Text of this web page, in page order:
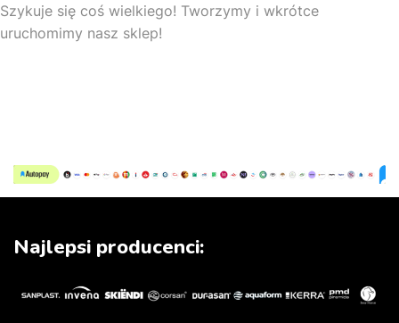
Szykuje się coś wielkiego! Tworzymy i wkrótce
uruchomimy nasz sklep!
Najlepsi producenci: